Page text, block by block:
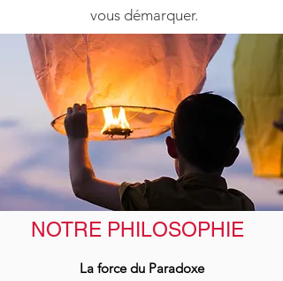
vous démarquer.
NOTRE PHILOSOPHIE
La force du Paradoxe